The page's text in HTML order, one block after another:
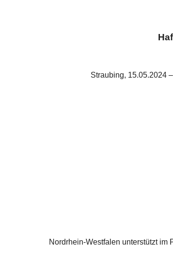
Straubing, 15.05.2024
Nordrhein-Westfalen unterstützt im